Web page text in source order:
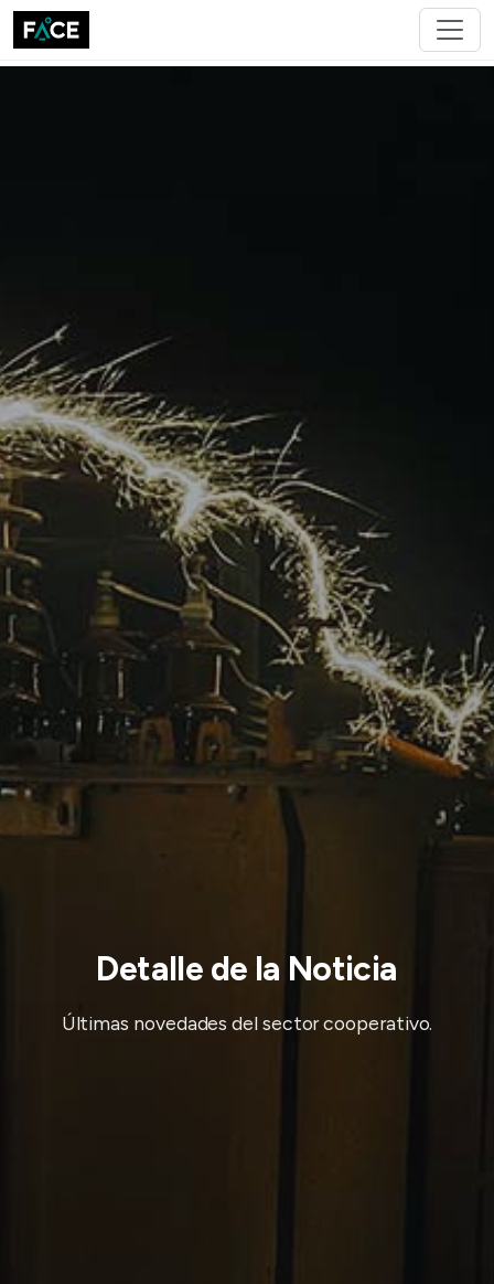
Detalle de la Noticia
Últimas novedades del sector cooperativo.